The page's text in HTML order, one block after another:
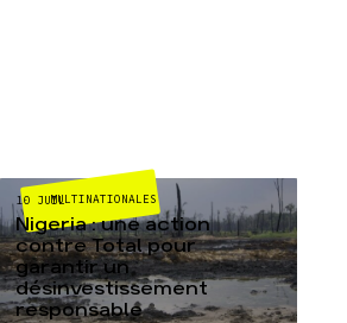
MULTINATIONALES
10 JUIL
Nigeria : une action
contre Total pour
garantir un
désinvestissement
responsable